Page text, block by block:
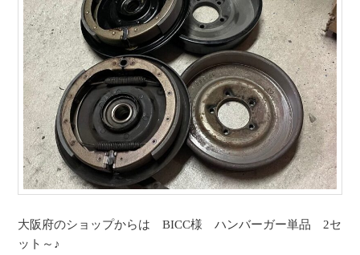
大阪府のショップからは BICC様 ハンバーガー単品 2セ
ット～♪